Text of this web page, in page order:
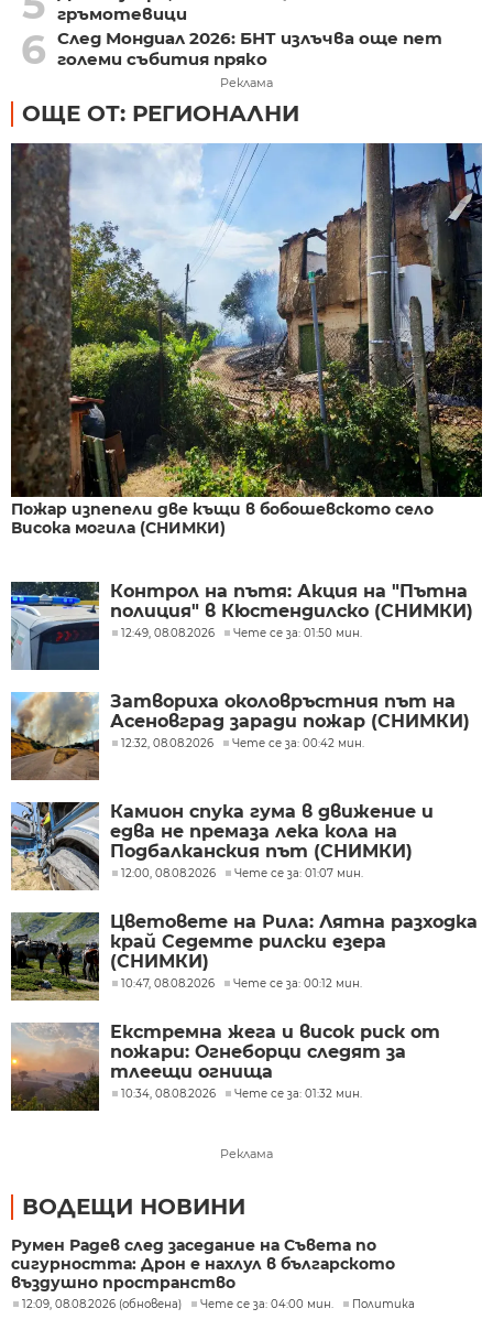
гръмотевици
6 След Мондиал 2026: БНТ излъчва още пет
големи събития пряко
Реклама
ОЩЕ ОТ: РЕГИОНАЛНИ
Пожар изпепели две къщи в бобошевското село
Висока могила (СНИМКИ)
Контрол на пътя: Акция на "Пътна
полиция" в Кюстендилско (СНИМКИ)
12:49, 08.08.2026 Чете се за: 01:50 мин.
Затвориха околовръстния път на
Асеновград заради пожар (СНИМКИ)
12:32, 08.08.2026 Чете се за: 00:42 мин.
Камион спука гума в движение и
едва не премаза лека кола на
Подбалканския път (СНИМКИ)
12:00, 08.08.2026 Чете се за: 01:07 мин.
Цветовете на Рила: Лятна разходка
край Седемте рилски езера
(СНИМКИ)
10:47, 08.08.2026 Чете се за: 00:12 мин.
Екстремна жега и висок риск от
пожари: Огнеборци следят за
тлеещи огнища
10:34, 08.08.2026 Чете се за: 01:32 мин.
Реклама
ВОДЕЩИ НОВИНИ
Румен Радев след заседание на Съвета по
сигурността: Дрон е нахлул в българското
въздушно пространство
12:09, 08.08.2026 (обновена) Чете се за: 04:00 мин. Политика